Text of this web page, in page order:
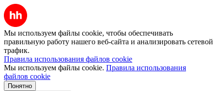
Мы используем файлы cookie, чтобы обеспечивать
правильную работу нашего веб-сайта и анализировать сетевой
трафик.
Правила использования файлов cookie
Мы используем файлы cookie. Правила использования
файлов cookie
Понятно